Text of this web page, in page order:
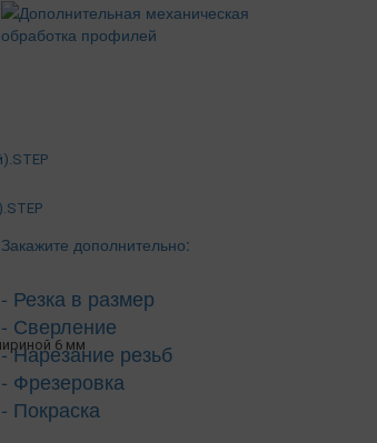
6 мм
Закажите дополнительно:
- Резка в размер
- Сверление
- Нарезание резьб
- Фрезеровка
- Покраска